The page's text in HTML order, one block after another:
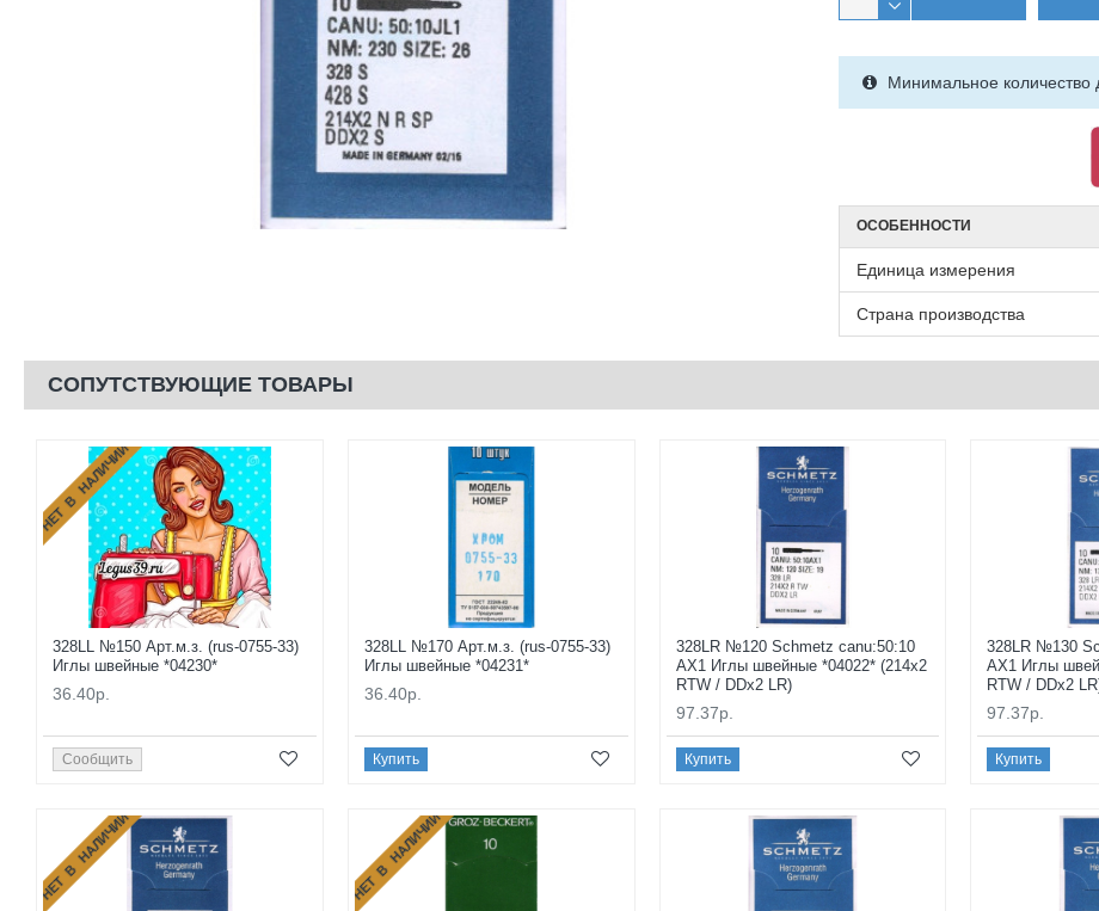
Минимальное количество
ОСОБЕННОСТИ
Единица измерения
Страна производства
СОПУТСТВУЮЩИЕ ТОВАРЫ
НЕТ В НАЛИЧИИ
328LL №150 Арт.м.з. (rus-0755-33)
Иглы швейные *04230*
36.40р.
Сообщить
328LL №170 Арт.м.з. (rus-0755-33)
Иглы швейные *04231*
36.40р.
Купить
328LR №120 Schmetz canu:50:10
AX1 Иглы швейные *04022* (214x2
RTW / DDx2 LR)
97.37р.
Купить
328LR №130
AX1 Иглы
RTW / DDx2
97.37р.
Купить
НЕТ В НАЛИЧИИ НЕТ В НАЛИЧИИ